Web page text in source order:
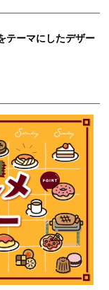
テーマにしたデザー